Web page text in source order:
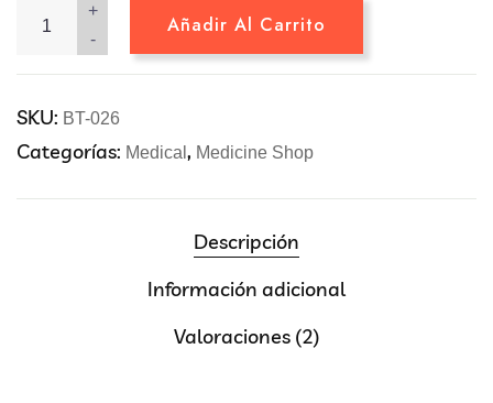
-
+
Añadir Al Carrito
SKU: BT-026
Categorías: Medical , Medicine Shop
Descripción
Información adicional
Valoraciones (2)